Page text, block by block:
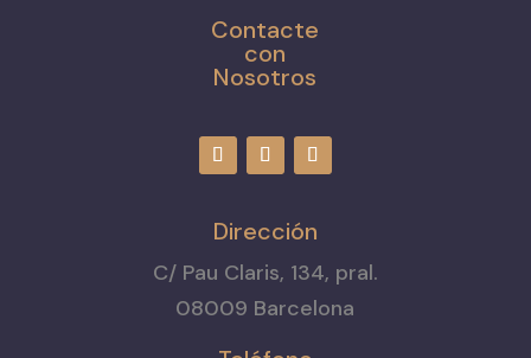
Contacte
con
Nosotros
Dirección
C/ Pau Claris, 134, pral.
08009 Barcelona